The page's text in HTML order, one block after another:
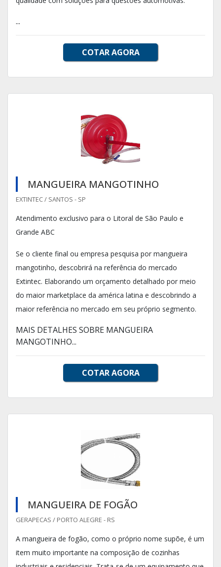
...
COTAR AGORA
MANGUEIRA MANGOTINHO
EXTINTEC / SANTOS - SP
Atendimento exclusivo para o Litoral de São Paulo e
Grande ABC
Se o cliente final ou empresa pesquisa por mangueira
mangotinho, descobrirá na referência do mercado
Extintec. Elaborando um orçamento detalhado por meio
do maior marketplace da américa latina e descobrindo a
maior referência no mercado em seu próprio segmento.
MAIS DETALHES SOBRE MANGUEIRA
MANGOTINHO...
COTAR AGORA
MANGUEIRA DE FOGÃO
GERAPECAS / PORTO ALEGRE - RS
A mangueira de fogão, como o próprio nome supõe, é um
item muito importante na composição de cozinhas